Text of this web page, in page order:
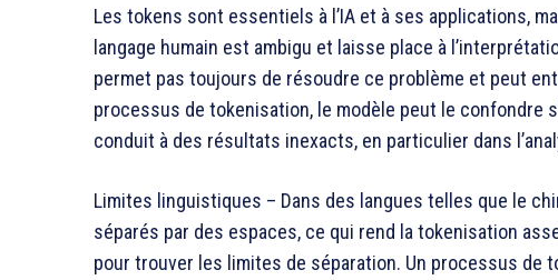
Les tokens sont essentiels à l’IA et à ses applications,
langage humain est ambigu et laisse place à
permet pas toujours de résoudre ce problème et peut
processus de tokenisation, le modèle peut le confondre
conduit à des résultats inexacts, en particulier dans
Limites linguistiques – Dans des langues telles que le
séparés par des espaces, ce qui rend la tokenisation
pour trouver les limites de séparation. Un processus de